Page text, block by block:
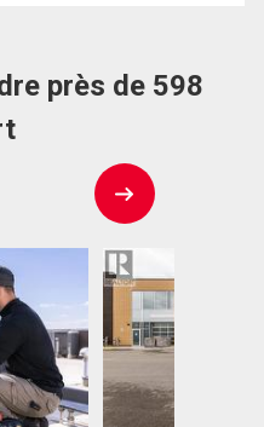
près de 598